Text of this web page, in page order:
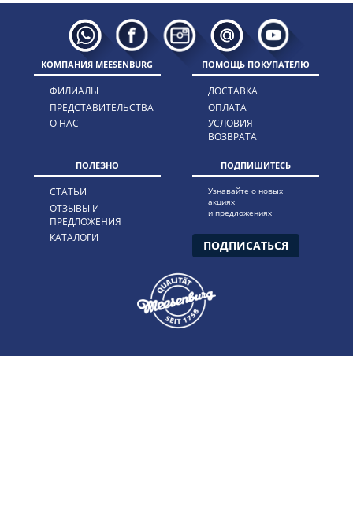
КОМПАНИЯ MEESENBURG
ФИЛИАЛЫ
ПРЕДСТАВИТЕЛЬСТВА
О НАС
ПОМОЩЬ ПОКУПАТЕЛЮ
ДОСТАВКА
ОПЛАТА
УСЛОВИЯ
ВОЗВРАТА
ПОЛЕЗНО
СТАТЬИ
ОТЗЫВЫ И
ПРЕДЛОЖЕНИЯ
КАТАЛОГИ
ПОДПИШИТЕСЬ
Узнавайте о новых
акциях
и предложениях
ПОДПИСАТЬСЯ